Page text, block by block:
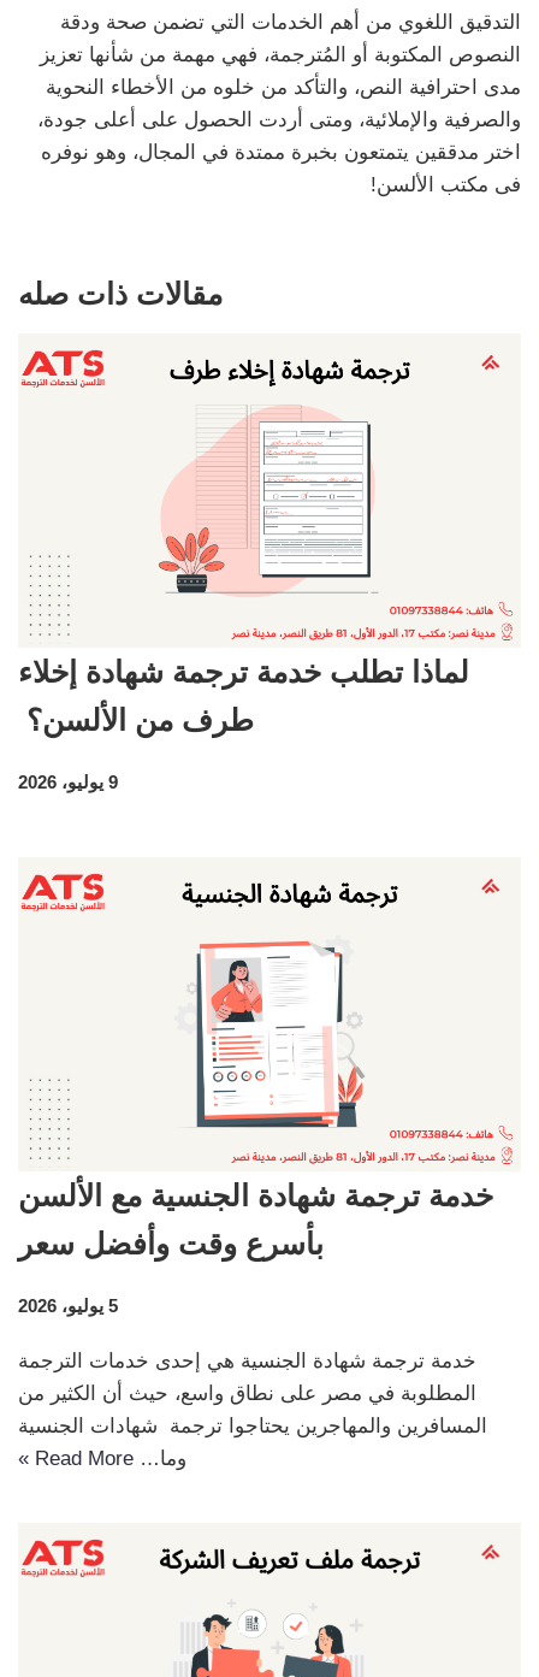
التدقيق اللغوي من أهم الخدمات التي تضمن صحة ودقة
النصوص المكتوبة أو المُترجمة، فهي مهمة من شأنها تعزيز
مدى احترافية النص، والتأكد من خلوه من الأخطاء النحوية
والصرفية والإملائية، ومتى أردت الحصول على أعلى جودة،
اختر مدققين يتمتعون بخبرة ممتدة في المجال، وهو نوفره
فى مكتب الألسن!
مقالات ذات صله
لماذا تطلب خدمة ترجمة شهادة إخلاء
طرف من الألسن؟
9 يوليو، 2026
خدمة ترجمة شهادة الجنسية مع الألسن
بأسرع وقت وأفضل سعر
5 يوليو، 2026
خدمة ترجمة شهادة الجنسية هي إحدى خدمات الترجمة
المطلوبة في مصر على نطاق واسع، حيث أن الكثير من
المسافرين والمهاجرين يحتاجوا ترجمة شهادات الجنسية
وما… Read More »